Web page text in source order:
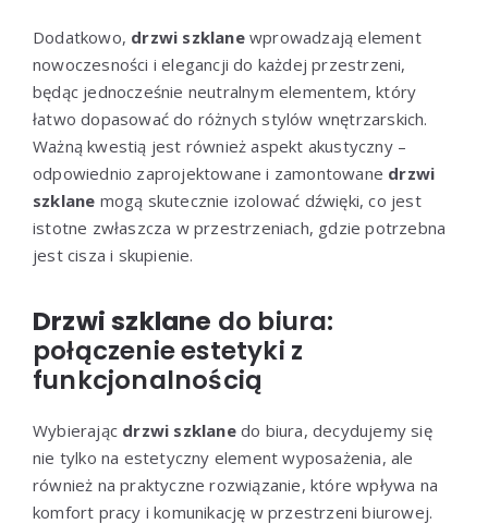
Dodatkowo, drzwi szklanewprowadzają element
nowoczesności i elegancji do każdej przestrzeni,
będąc jednocześnie neutralnym elementem, który
łatwo dopasować do różnych stylów wnętrzarskich.
Ważną kwestią jest również aspekt akustyczny –
odpowiednio zaprojektowane i zamontowane drzwi
szklane mogą skutecznie izolować dźwięki, co jest
istotne zwłaszcza w przestrzeniach, gdzie potrzebna
jest cisza i skupienie.
Drzwi szklane do biura:
połączenie estetyki z
funkcjonalnością
Wybierając drzwi szklanedo biura, decydujemy się
nie tylko na estetyczny element wyposażenia, ale
również na praktyczne rozwiązanie, które wpływa na
komfort pracy i komunikację w przestrzeni biurowej.